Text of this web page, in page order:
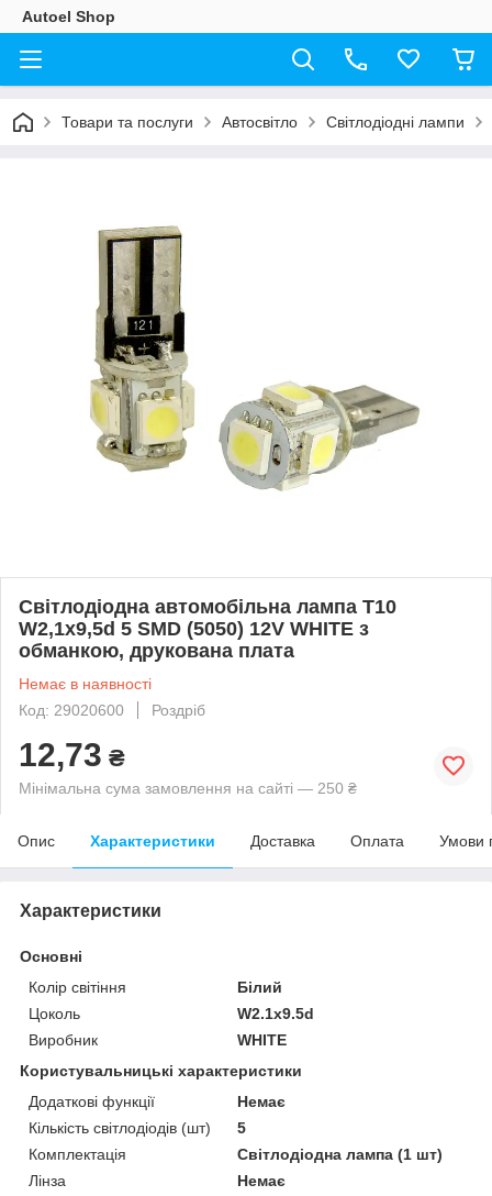
Autoel Shop
Товари та послуги Автосвітло Світлодіодні лампи
Світлодіодна автомобільна лампа T10
W2,1x9,5d 5 SMD (5050) 12V WHITE з
обманкою, друкована плата
Немає в наявності
Код: 29020600
Роздріб
12,73 ₴
Мінімальна сума замовлення на сайті — 250 ₴
Опис Характеристики Доставка Оплата Умови
Характеристики
Основні
Колір світіння
Білий
Цоколь
W2.1x9.5d
Виробник
WHITE
Користувальницькі характеристики
Додаткові функції
Немає
Кількість світлодіодів (шт)
5
Комплектація
Світлодіодна лампа (1 шт)
Лінза
Немає